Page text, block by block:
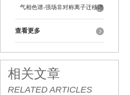
气相色谱-强场非对称离子迁移谱
查看更多
相关文章
RELATED ARTICLES